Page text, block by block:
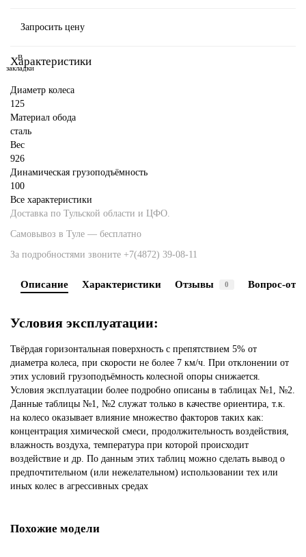
Запросить цену
В
закладки
Характеристики
Диаметр колеса
125
Материал обода
сталь
Вес
926
Динамическая грузоподъёмность
100
Все характеристики
Доставка по Тульской области и ЦФО.
Самовывоз в Туле — бесплатно
За подробностями звоните +7(4872) 39-08-11
Описание Характеристики Отзывы 0 Вопрос-
Условия эксплуатации:
Твёрдая горизонтальная поверхность с препятствием 5% от
диаметра колеса, при скорости не более 7 км/ч. При отклонении от
этих условий грузоподъёмность колесной опоры снижается.
Условия эксплуатации более подробно описаны в таблицах №1, №2.
Данные таблицы №1, №2 служат только в качестве ориентира, т.к.
на колесо оказывает влияние множество факторов таких как:
концентрация химической смеси, продолжительность воздействия,
влажность воздуха, температура при которой происходит
воздействие и др. По данным этих таблиц можно сделать вывод о
предпочтительном (или нежелательном) использовании тех или
иных колес в агрессивных средах
Похожие модели